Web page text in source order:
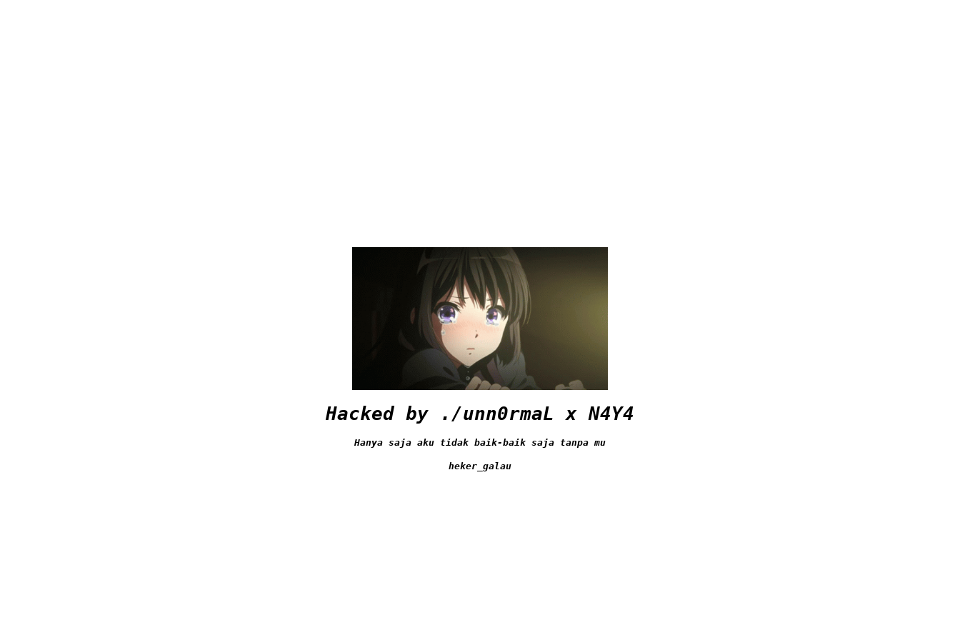
Hacked by ./unn0rmaL x N4Y4
Hanya saja aku tidak baik-baik saja tanpa mu
heker_galau